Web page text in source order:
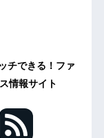
チできる！ファ
情報サイト